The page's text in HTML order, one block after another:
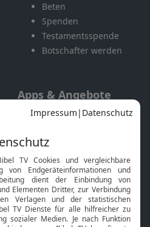
Beten
Spenden
Testamentsspende
Botschafter werden
Apps & Angebote
Mobile App
Smart TV
HbbTV
Bibelthek Online-Bibel
Nächster Gottesdienst